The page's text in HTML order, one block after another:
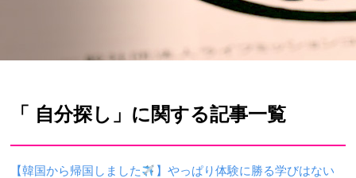
「 自分探し」に関する記事一覧
【韓国から帰国しました 】やっぱり体験に勝る学びはない